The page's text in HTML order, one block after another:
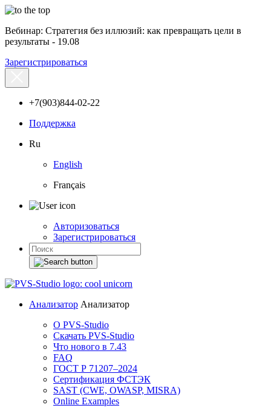
Вебинар: Стратегия без иллюзий: как превращать цели в
результаты - 19.08
Зарегистрироваться
+7(903)844-02-22
Поддержка
Ru
English
Français
Авторизоваться
Зарегистрироваться
Анализатор Анализатор
О PVS-Studio
Скачать PVS-Studio
Что нового в 7.43
FAQ
ГОСТ Р 71207–2024
Сертификация ФСТЭК
SAST (CWE, OWASP, MISRA)
Online Examples